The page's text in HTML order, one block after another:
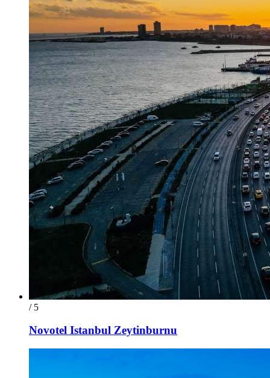
/ 5
Novotel Istanbul Zeytinburnu